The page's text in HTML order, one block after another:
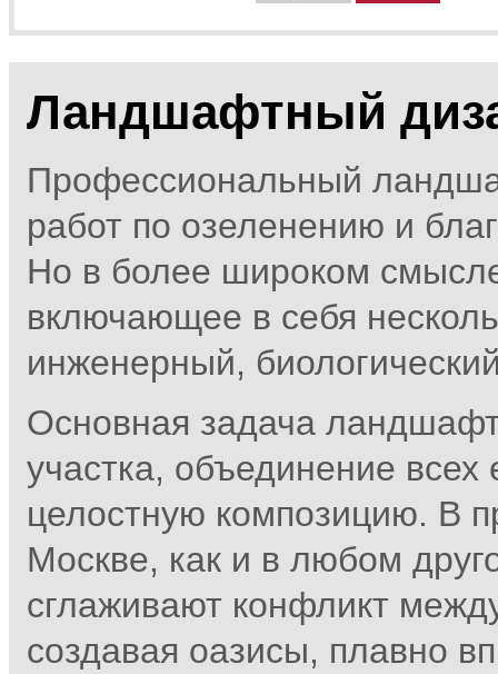
Ландшафтный
Профессиональный
работ по озеленению и
Но в более широком
включающее в себя
инженерный,
Основная задача
участка, объединение
целостную композицию. В
Москве, как и в любом
сглаживают конфликт
создавая оазисы, плавно